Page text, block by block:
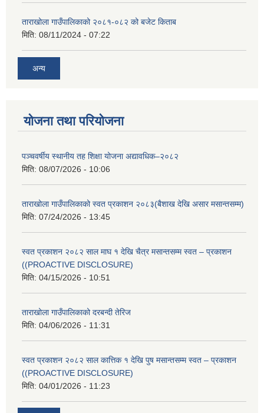
ताराखोला गाउँपालिकाको २०८१-०८२ को बजेट किताब
मिति: 08/11/2024 - 07:22
अन्य
योजना तथा परियोजना
पञ्चवर्षीय स्थानीय तह शिक्षा योजना अद्यावधिक–२०८२
मिति: 08/07/2026 - 10:06
ताराखोला गाउँपालिकाको स्वत प्रकाशन २०८३(बैशाख देखि असार मसान्तसम्म)
मिति: 07/24/2026 - 13:45
स्वत प्रकाशन २०८२ साल माघ १ देखि चैत्र मसान्तसम्म स्वत – प्रकाशन
((PROACTIVE DISCLOSURE)
मिति: 04/15/2026 - 10:51
ताराखोला गाउँपालिकाको दरबन्दी तेरिज
मिति: 04/06/2026 - 11:31
स्वत प्रकाशन २०८२ साल कात्तिक १ देखि पुष मसान्तसम्म स्वत – प्रकाशन
((PROACTIVE DISCLOSURE)
मिति: 04/01/2026 - 11:23